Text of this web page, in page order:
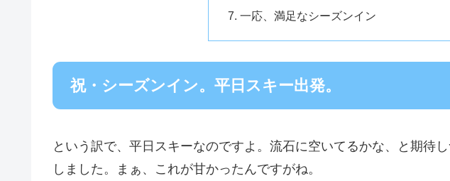
一応、満足なシーズンイン
祝・シーズンイン。平日スキー出発。
という訳で、平日スキーなのですよ。流石に空いてるかな、と期待
しました。まぁ、これが甘かったんですがね。